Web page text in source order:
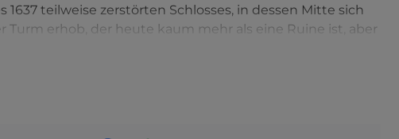
teilweise zerstörten Schlosses, in dessen Mitte sich
Turm erhob, der heute kaum mehr als eine Ruine ist, aber
Schönheit und Traditionen.